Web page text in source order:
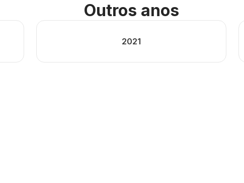
Outros anos
2021